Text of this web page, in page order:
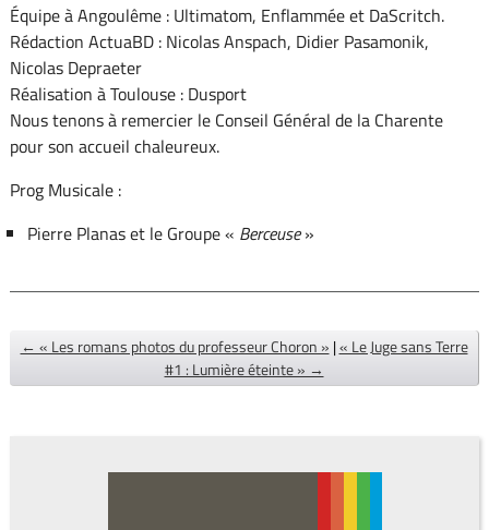
Équipe à Angoulême : Ultimatom, Enflammée et DaScritch.
Rédaction ActuaBD : Nicolas Anspach, Didier Pasamonik,
Nicolas Depraeter
Réalisation à Toulouse : Dusport
Nous tenons à remercier le Conseil Général de la Charente
pour son accueil chaleureux.
Prog Musicale :
Pierre Planas et le Groupe « Berceuse»
← « Les romans photos du professeur Choron » |« Le Juge sans Terre
#1 : Lumière éteinte » →